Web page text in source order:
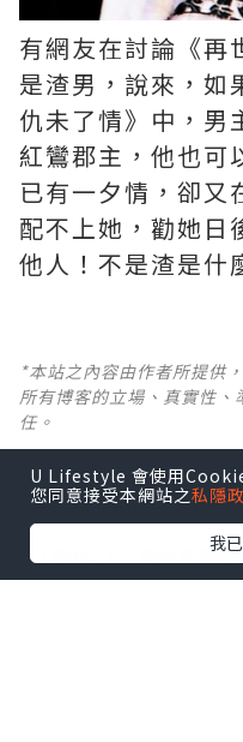
有網友在討論《再
是渣男，說來，如
仇未了情》中，男
紅鸞郡主，他也可
已有一夕情，卻又
配不上她，勸她日
他人！不是渣是什
*本站之內容由作者所提供
所有博客的立場、真實性
任。
【 U Creator 招募 】
出Post賺現金獎賞 l登
【 睇Post + 參加品牌活
瀏覽更多社群打卡丶旅
U Lifestyle 會使用
您同意接受本網站之私隱
我